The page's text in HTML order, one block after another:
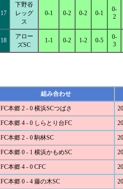
17
下野谷
レッグ
ス
0-1 0-2 0-2 0-1
0-
2
18
アロー
ズSC
1-1 0-2 1-2 0-5
0-
3
組み合わせ
FC本郷 2 - 0 横浜SCつばさ
FC本郷 4 - 0 しらとり台FC
FC本郷 2 - 0 駒林SC
FC本郷 0 - 1 横浜かもめSC
FC本郷 4 - 0 CFC
FC本郷 0 - 4 藤の木SC